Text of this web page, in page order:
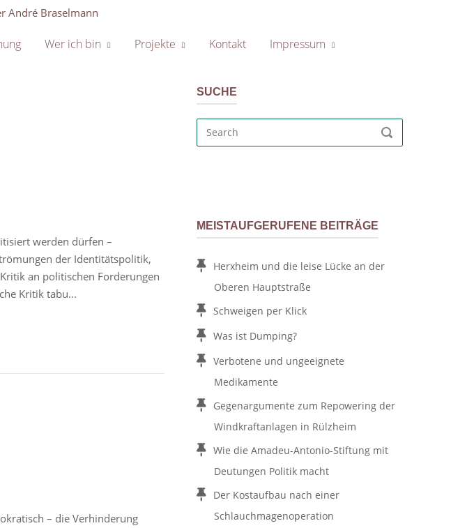
Wer ich bin Projekte Kontakt Impressum
werden dürfen –
der Identitätspolitik,
an politischen Forderungen
Kritik tabu...
– die Verhinderung
SUCHE
Search
for:
SEARCH
MEISTAUFGERUFENE BEITRÄGE
Herxheim und die leise Lücke an der
Oberen Hauptstraße
Schweigen per Klick
Was ist Dumping?
Verbotene und ungeeignete
Medikamente
Gegenargumente zum Repowering der
Windkraftanlagen in Rülzheim
Wie die Amadeu-Antonio-Stiftung mit
Deutungen Politik macht
Der Kostaufbau nach einer
Schlauchmagenoperation